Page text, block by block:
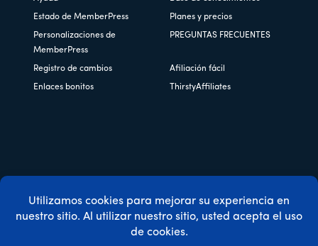
Estado de MemberPress Planes y precios
Personalizaciones de
MemberPress
PREGUNTAS FRECUENTES
Registro de cambios Afiliación fácil
Enlaces bonitos ThirstyAffiliates
Copyright © 2026 Caseproof, LLC. Todos los derechos
reservados.
Reembolsos